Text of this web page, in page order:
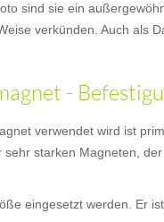
sind sie ein
verkünden. Auch als
-
verwendet wird ist
starken Magneten,
eingesetzt werden. Er